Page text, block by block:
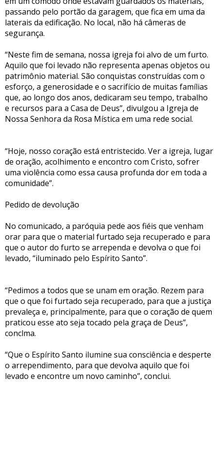
passando pelo portão da garagem, que fica em uma da
laterais da edificação. No local, não há câmeras de
segurança.
“Neste fim de semana, nossa igreja foi alvo de um furto.
Aquilo que foi levado não representa apenas objetos ou
patrimônio material. São conquistas construídas com o
esforço, a generosidade e o sacrifício de muitas famílias
que, ao longo dos anos, dedicaram seu tempo, trabalho
e recursos para a Casa de Deus”, divulgou a Igreja de
Nossa Senhora da Rosa Mística em uma rede social.
“Hoje, nosso coração está entristecido. Ver a igreja, lugar
de oração, acolhimento e encontro com Cristo, sofrer
uma violência como essa causa profunda dor em toda a
comunidade”.
Pedido de devolução
No comunicado, a paróquia pede aos fiéis que venham
orar para que o material furtado seja recuperado e para
que o autor do furto se arrependa e devolva o que foi
levado, “iluminado pelo Espírito Santo”.
“Pedimos a todos que se unam em oração. Rezem para
que o que foi furtado seja recuperado, para que a justiça
prevaleça e, principalmente, para que o coração de quem
praticou esse ato seja tocado pela graça de Deus”,
conclma.
“Que o Espírito Santo ilumine sua consciência e desperte
o arrependimento, para que devolva aquilo que foi
levado e encontre um novo caminho”, conclui.